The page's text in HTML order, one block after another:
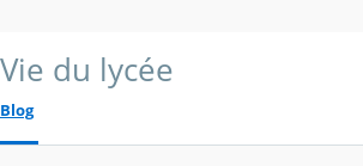
Vie du lycée
Blog